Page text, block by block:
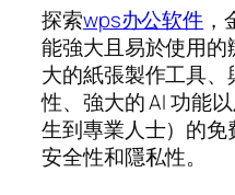
探索wps办公软件
能強大且易於使用
大的紙張製作工具、
性、強大的 AI 功能
生到專業人士）的
安全性和隱私性。